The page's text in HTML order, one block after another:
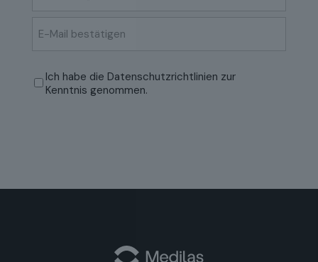
Mail
Mail
bestätigen
Datenschutzrichtlinien(erforderlich)
Ich habe die Datenschutzrichtlinien zur
Kenntnis genommen.